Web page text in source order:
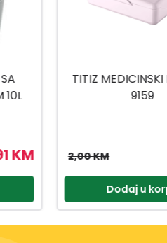
KM
TITIZ SET ZA
PRIWEX TP-
49,90 KM
Dodaj u